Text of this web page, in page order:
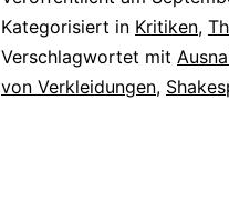
Kategorisiert in Kritiken,
Verschlagwortet mit
von Verkleidungen,